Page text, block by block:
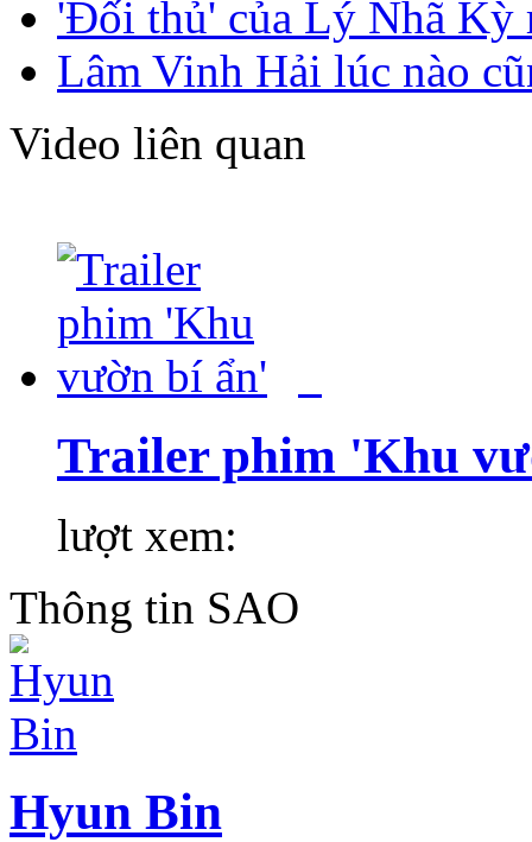
'Đối thủ' của Lý Nhã Kỳ
Lâm Vinh Hải lúc nào
Video liên quan
Trailer phim 'Khu
lượt xem:
Thông tin SAO
Hyun Bin